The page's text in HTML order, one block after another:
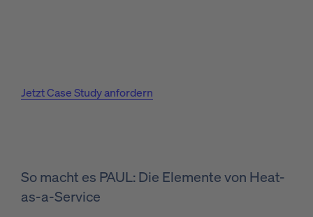
Jetzt Case Study anfordern
So macht es PAUL: Die Elemente von Heat-
as-a-Service